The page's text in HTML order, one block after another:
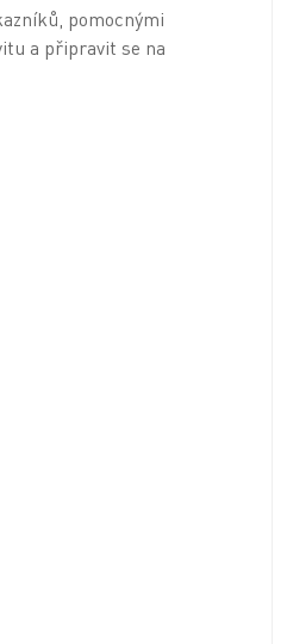
pomocnými
a připravit se na